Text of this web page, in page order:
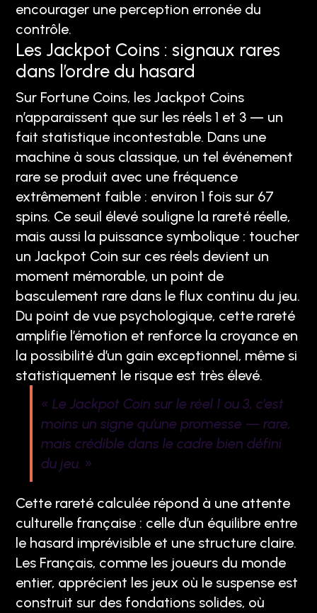
encourager une perception erronée du
contrôle.
Les Jackpot Coins : signaux rares
dans l’ordre du hasard
Sur Fortune Coins, les Jackpot Coins
n’apparaissent que sur les réels 1 et 3 — un
fait statistique incontestable. Dans une
machine à sous classique, un tel événement
rare se produit avec une fréquence
extrêmement faible : environ 1 fois sur 67
spins. Ce seuil élevé souligne la rareté réelle,
mais aussi la puissance symbolique : toucher
un Jackpot Coin sur ces réels devient un
moment mémorable, un point de
basculement rare dans le flux continu du jeu.
Du point de vue psychologique, cette rareté
amplifie l’émotion et renforce la croyance en
la possibilité d’un gain exceptionnel, même si
statistiquement le risque est très élevé.
« Le Jackpot Coin sur le réel 1 ou 3, c’est
moins un signe qu’une promesse — rare,
mais crédible dans le cadre bien défini
du jeu. »
Cette rareté calculée répond à une attente
culturelle française : celle d’un équilibre entre
le hasard imprévisible et une structure claire.
Les Français, comme les joueurs du monde
entier, apprécient les jeux où le suspense est
construit sur des fondations solides, où